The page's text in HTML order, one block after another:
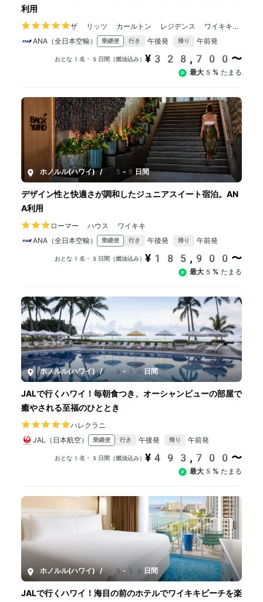
利用
ザ リッツ カールトン レジデンス ワイキキビ
ーチ
ANA（全日本空輸） 乗継便 行き 午後発 帰り 午前発
おとな1名・5日間（燃油込み） ¥328,700〜
最大5% たまる
ホノルル(ハワイ) / 5-8日間
デザイン性と快適さが調和したジュニアスイート宿泊。AN
A利用
ローマー ハウス ワイキキ
ANA（全日本空輸）
乗継便 行き 午後発 帰り 午前発
おとな1名・5日間（燃油込み） ¥185,900〜
最大5% たまる
ホノルル(ハワイ) / 5-10日間
JALで行くハワイ！毎朝食つき、オーシャンビューの部屋で
癒やされる至福のひととき
ハレクラニ
JAL（日本航空）
乗継便 行き 午後発 帰り 午前発
おとな1名・5日間（燃油込み） ¥493,700〜
最大5% たまる
ホノルル(ハワイ) / 5-10日間
JALで行くハワイ！海目の前のホテルでワイキキビーチを楽